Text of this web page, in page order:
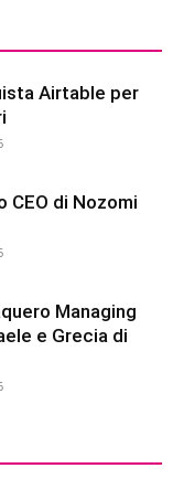
Airtable per
CEO di Nozomi
Managing
e Grecia di